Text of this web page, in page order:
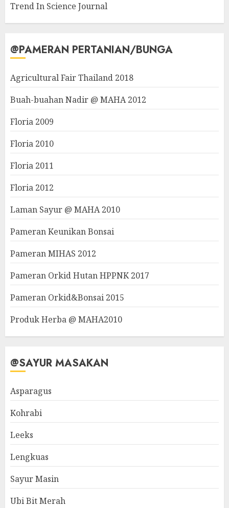
Trend In Science Journal
@PAMERAN PERTANIAN/BUNGA
Agricultural Fair Thailand 2018
Buah-buahan Nadir @ MAHA 2012
Floria 2009
Floria 2010
Floria 2011
Floria 2012
Laman Sayur @ MAHA 2010
Pameran Keunikan Bonsai
Pameran MIHAS 2012
Pameran Orkid Hutan HPPNK 2017
Pameran Orkid&Bonsai 2015
Produk Herba @ MAHA2010
@SAYUR MASAKAN
Asparagus
Kohrabi
Leeks
Lengkuas
Sayur Masin
Ubi Bit Merah